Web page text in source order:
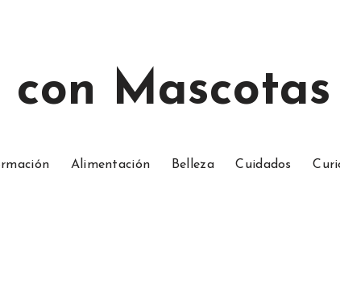
con
Alimentación Belleza Cuidados